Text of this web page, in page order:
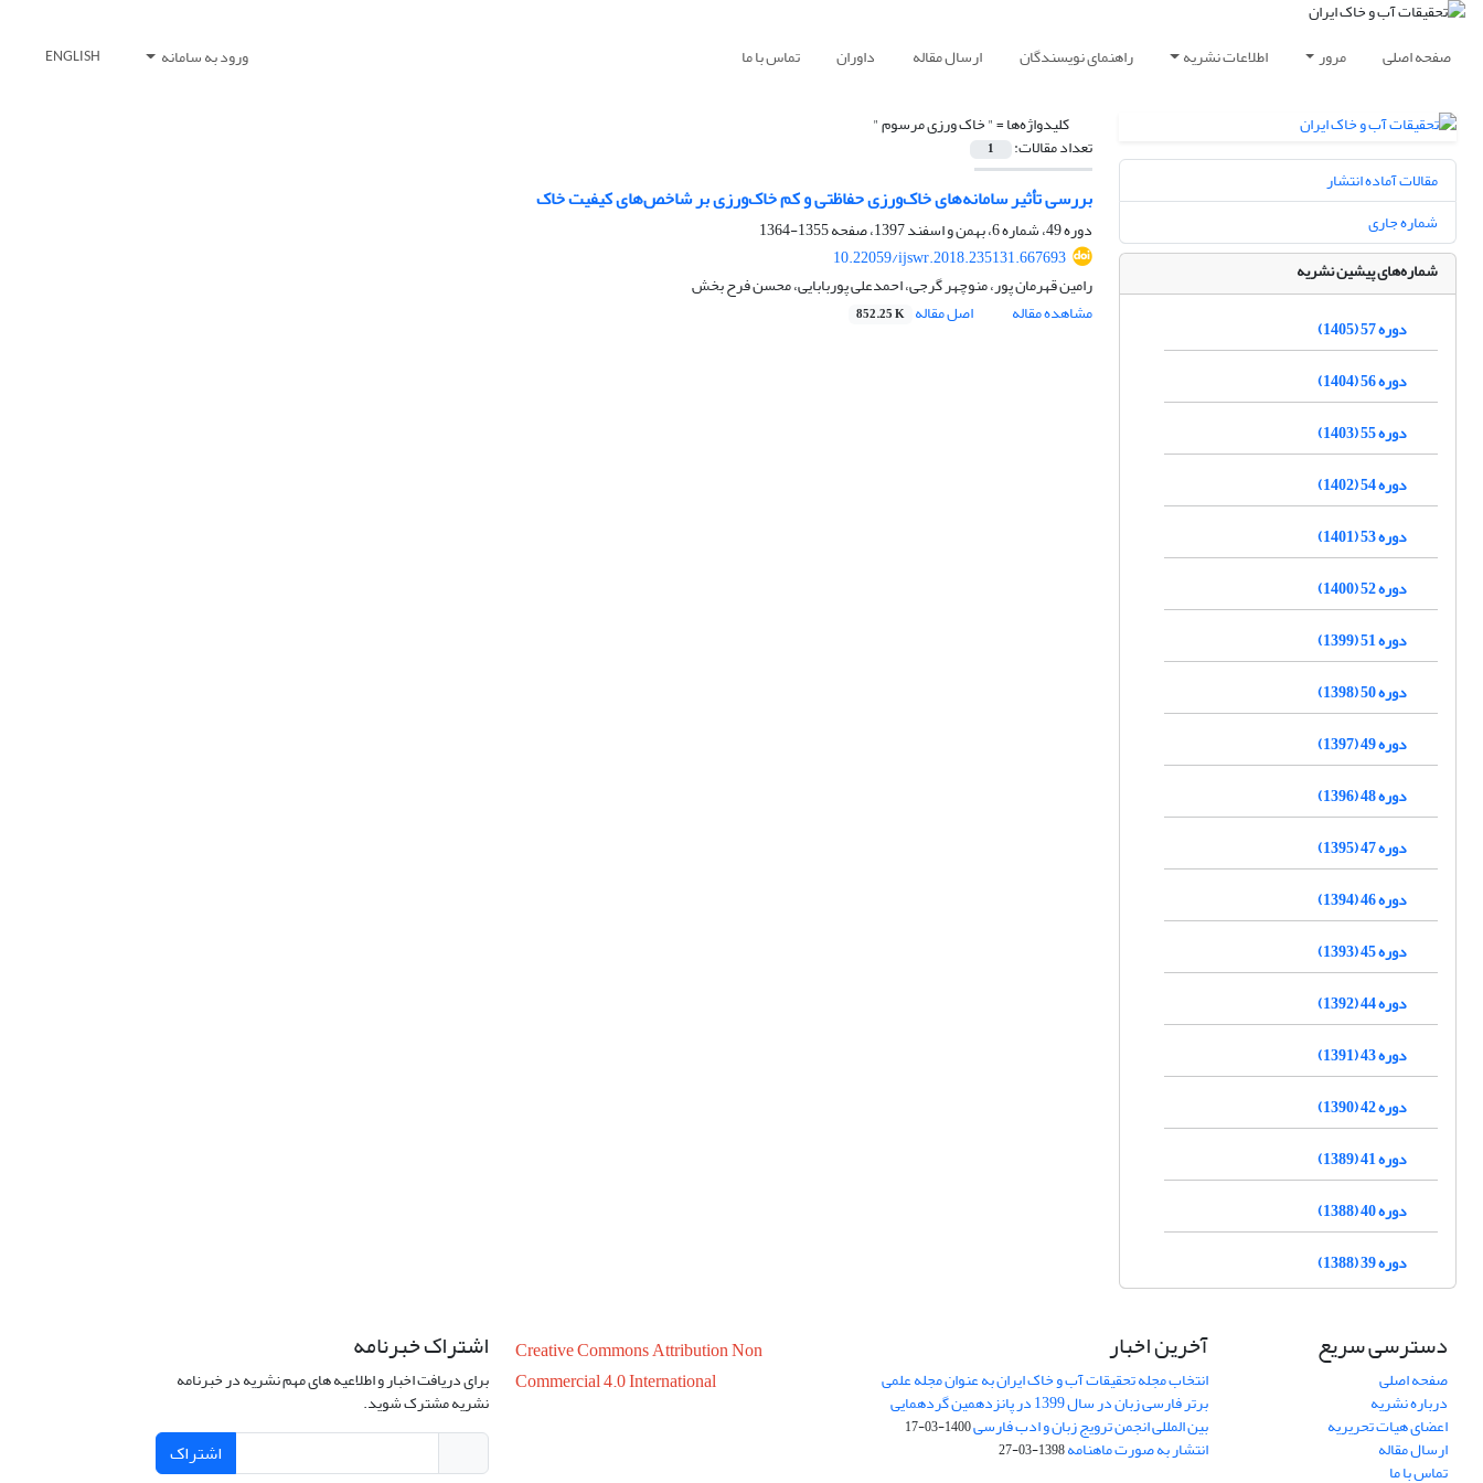
صفحه اصلی مرور اطلاعات نشریه راهنمای نویسندگان ارسال مقاله داوران تماس با ما ورود به سامانه ENGLISH
کلیدواژه‌ها =" خاک ورزی مرسوم "
تعداد مقالات: 1
بررسی تأثیر سامانه‌های خاک‌ورزی حفاظتی و کم خاک‌ورزی بر شاخص‌های کیفیت خاک
دوره 49، شماره 6، بهمن و اسفند 1397، صفحه
1355-1364
10.22059/ijswr.2018.235131.667693
رامین قهرمان پور، منوچهر گرجی، احمدعلی پوربابایی، محسن فرح بخش
مشاهده مقاله
اصل مقاله 852.25 K
مقالات آماده انتشار
شماره جاری
شماره‌های پیشین نشریه
دوره 57 (1405)
دوره 56 (1404)
دوره 55 (1403)
دوره 54 (1402)
دوره 53 (1401)
دوره 52 (1400)
دوره 51 (1399)
دوره 50 (1398)
دوره 49 (1397)
دوره 48 (1396)
دوره 47 (1395)
دوره 46 (1394)
دوره 45 (1393)
دوره 44 (1392)
دوره 43 (1391)
دوره 42 (1390)
دوره 41 (1389)
دوره 40 (1388)
دوره 39 (1388)
دسترسی سریع
صفحه اصلی
درباره نشریه
اعضای هیات تحریریه
ارسال مقاله
تماس با ما
آخرین اخبار
انتخاب مجله تحقیقات آب و خاک ایران به عنوان مجله علمی
برتر فارسی زبان در سال 1399 در پانزدهمین گردهمایی
بین المللی انجمن ترویج زبان و ادب فارسی1400-03-17
انتشار به صورت ماهنامه1398-03-27
Creative Commons Attribution Non
Commercial 4.0 International
اشتراک خبرنامه
برای دریافت اخبار و اطلاعیه های مهم نشریه در خبرنامه
نشریه مشترک شوید.
اشتراک